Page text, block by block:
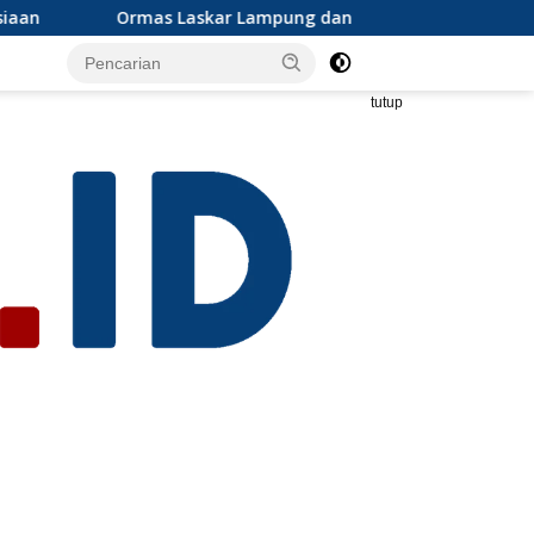
dan Grib jaya Lampung selatan mengapresiasi dan
tutup